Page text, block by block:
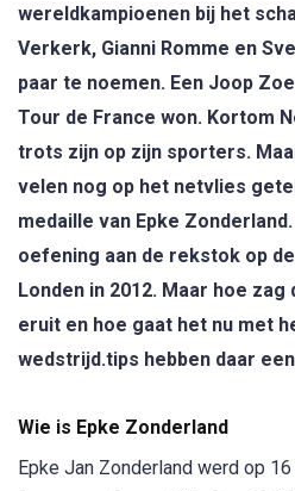
wereldkampioenen bij het
Verkerk, Gianni Romme en
paar te noemen. Een Joop
Tour de France won. Kortom
trots zijn op zijn sporters.
velen nog op het netvlies
medaille van Epke
oefening aan de rekstok op
Londen in 2012. Maar hoe
eruit en hoe gaat het nu met
wedstrijd.tips hebben daar
Wie is Epke Zonderland
Epke Jan Zonderland werd op